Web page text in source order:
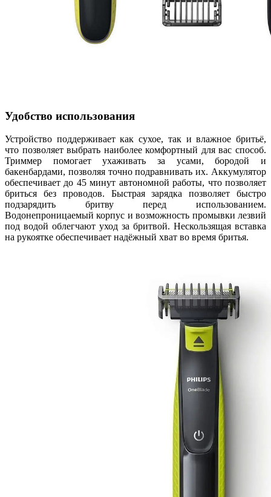
Удобство использования
Устройство поддерживает как сухое, так и влажное бритьё,
что позволяет выбрать наиболее комфортный для вас способ.
Триммер помогает ухаживать за усами, бородой и
бакенбардами, позволяя точно подравнивать их. Аккумулятор
обеспечивает до 45 минут автономной работы, что позволяет
бриться без проводов. Быстрая зарядка позволяет быстро
подзарядить бритву перед использованием.
Водонепроницаемый корпус и возможность промывки лезвий
под водой облегчают уход за бритвой. Нескользящая вставка
на рукоятке обеспечивает надёжный хват во время бритья.